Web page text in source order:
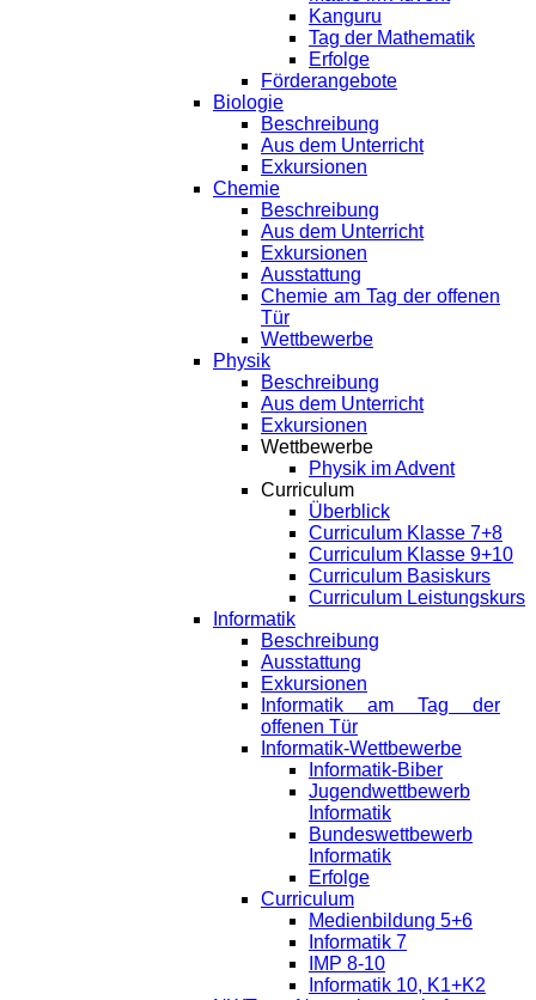
Kanguru
Tag der Mathematik
Erfolge
Förderangebote
Biologie
Beschreibung
Aus dem Unterricht
Exkursionen
Chemie
Beschreibung
Aus dem Unterricht
Exkursionen
Ausstattung
Chemie am Tag der offenen
Tür
Wettbewerbe
Physik
Beschreibung
Aus dem Unterricht
Exkursionen
Wettbewerbe
Physik im Advent
Curriculum
Überblick
Curriculum Klasse 7+8
Curriculum Klasse 9+10
Curriculum Basiskurs
Curriculum Leistungskurs
Informatik
Beschreibung
Ausstattung
Exkursionen
Informatik am Tag der
offenen Tür
Informatik-Wettbewerbe
Informatik-Biber
Jugendwettbewerb
Informatik
Bundeswettbewerb
Informatik
Erfolge
Curriculum
Medienbildung 5+6
Informatik 7
IMP 8-10
Informatik 10, K1+K2